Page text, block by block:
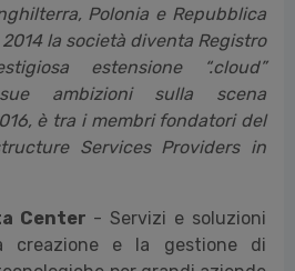
Polonia e Repubblica
la società diventa Registro
estensione “.cloud”
ambizioni sulla scena
è tra i membri fondatori del
Services Providers in
Center - Servizi e soluzioni
creazione e la gestione di